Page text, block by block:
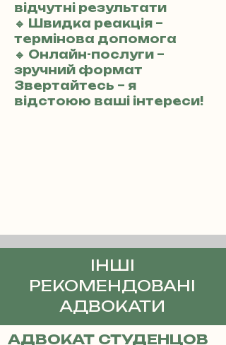
відчутні результати
🔹 Швидка реакція –
термінова допомога
🔹 Онлайн-послуги –
зручний формат
Звертайтесь – я
відстоюю ваші інтереси!
ІНШІ
РЕКОМЕНДОВАНІ
АДВОКАТИ
АДВОКАТ СТУДЕНЦОВ